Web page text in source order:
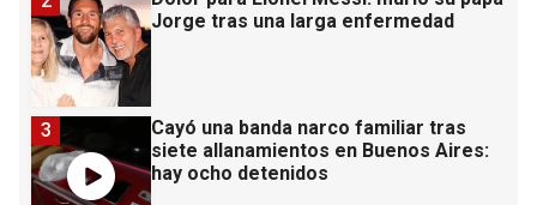
Jorge tras una larga enfermedad
Cayó una banda narco familiar tras
siete allanamientos en Buenos Aires:
hay ocho detenidos
3